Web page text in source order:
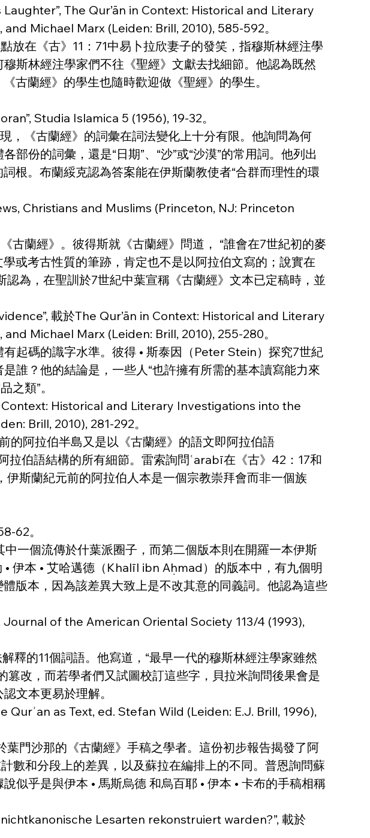
The Qur’ān in Context: Historical and Literary
Michael Marx (Leiden: Brill, 2010), 585-592。
放在《古》11：71中易卜拉欣妻子的發笑，指穆斯林經注學
斯林經注學家們不往《聖經》文獻去找細節。他認為既然
古蘭經》的學生也隨時歡迎做《聖經》的學生。
Studia Islamica 5 (1956), 19-32。
，《古蘭經》的詞彙在詞法變化上十分有限。他詢問為何
份的詞彙，還是“日期”、“沙”或“沙漠”的常用詞。他列出
根。布蘭綏克認為答案能在伊斯蘭教使者“合群而理性的環
Christians and Muslims (Princeton, NJ: Princeton
古蘭經》。彼得斯就《古蘭經》問道， “誰會在7世紀初的麥
或考古性質的筆跡，肯定也不是以阿拉伯文寫的；說實在
為，在聖訓於7世紀中葉宣稱《古蘭經》文本已定稿時，並
載於The Qur’ān in Context: Historical and Literary
Michael Marx (Leiden: Brill, 2010), 255-280。
起碼的識字水準。彼得 • 斯泰因（Peter Stein）探究7世紀
誰？他的結論是，一些人“也許擁有所需的基本讀寫能力來
之類”。
Historical and Literary Investigations into the
Brill, 2010), 281-292。
的阿拉伯半島又是以《古蘭經》的語文即阿拉伯語
拉伯語結構的所有細節。雷索詢問ʿarabī在《古》42：17和
伊斯蘭紀元前的阿拉伯人本是一個宗教崇拜會而非一個族
62。
一個流傳於什葉派圈子，而第二個版本則在開羅一本伊斯
伊本 • 艾哈邁德（Khalīl ibn Aḥmad）的版本中，有九個明
本，因為該差異大致上是不改其意的同義詞。他認為這些
of the American Oriental Society 113/4 (1993),
釋的11個詞語。他寫道，“最早一代的穆斯林經注學家雖然
改，而若學者們又試圖校訂這些字，貝拉米詢問後果會是
文本更易於理解。
Qurʾan as Text, ed. Stefan Wild (Leiden: E.J. Brill, 1996),
門沙那的《古蘭經》手稿之學者。這份初步報告揭發了阿
數和分段上的差異，以及蘇拉在編排上的不同。普恩詢問蘇
似乎是與伊本 • 馬斯烏德 和烏百耶 • 伊本 • 卡布的手稿相稱
Lesarten rekonstruiert warden?”, 載於